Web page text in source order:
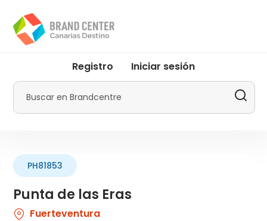
contenido
principal
menu
Promotur
Registro Iniciar sesión
Buscar
Punta de las Eras
PH81853
Fuerteventura